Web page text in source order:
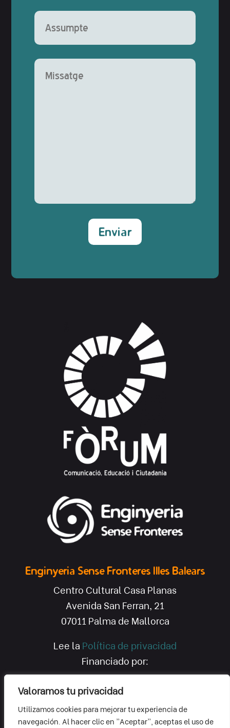
Valoramos tu privacidad
Utilizamos cookies para mejorar tu experiencia de
navegación. Al hacer clic en "Aceptar", aceptas el uso de
Enginyeria Sense Fronteres Illes Balears
Centro Cultural Casa Planas
Avenida San Ferran, 21
07011 Palma de Mallorca
Lee la Política de privacidad
Financiado por: